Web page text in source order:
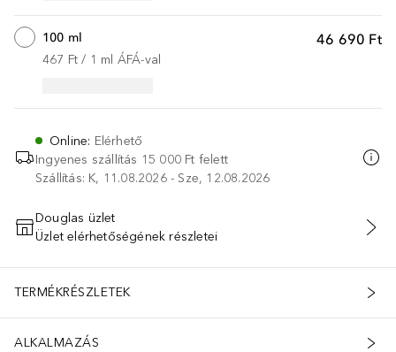
46 690 Ft
100 ml
467 Ft / 1 ml ÁFÁ-val
Online: Elérhető
Ingyenes szállítás 15 000 Ft felett
Szállítás: K, 11.08.2026 - Sze, 12.08.2026
KOSÁRBA HELYEZÉS
Douglas üzlet
Üzlet elérhetőségének részletei
TERMÉKRÉSZLETEK
ALKALMAZÁS